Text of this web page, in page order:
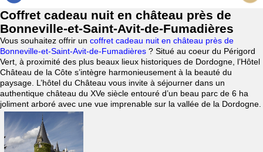
Coffret cadeau nuit en château près de
Bonneville-et-Saint-Avit-de-Fumadières
Vous souhaitez offrir un coffret cadeau nuit en château près de
Bonneville-et-Saint-Avit-de-Fumadières ? Situé au coeur du Périgord
Vert, à proximité des plus beaux lieux historiques de Dordogne, l’Hôtel
Château de la Côte s’intègre harmonieusement à la beauté du
paysage. L’hôtel du Château vous invite à séjourner dans un
authentique château du XVe siècle entouré d’un beau parc de 6 ha
joliment arboré avec une vue imprenable sur la vallée de la Dordogne.